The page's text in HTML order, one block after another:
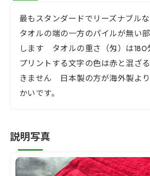
最もスタンダードでリーズナブル
タオルの端の一方のパイルが無い
します タオルの重さ（匁）は
プリントする文字の色は赤と混ざ
きません 日本製の方が海外製よ
かいです。
説明写真